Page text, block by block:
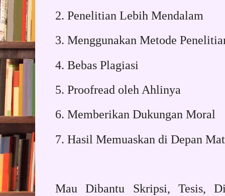
2. Penelitian Lebih Mendalam
3. Menggunakan Metode
4. Bebas Plagiasi
5. Proofread oleh Ahlinya
6. Memberikan Dukungan Moral
7. Hasil Memuaskan di Depan
Mau Dibantu Skripsi, Tesis,